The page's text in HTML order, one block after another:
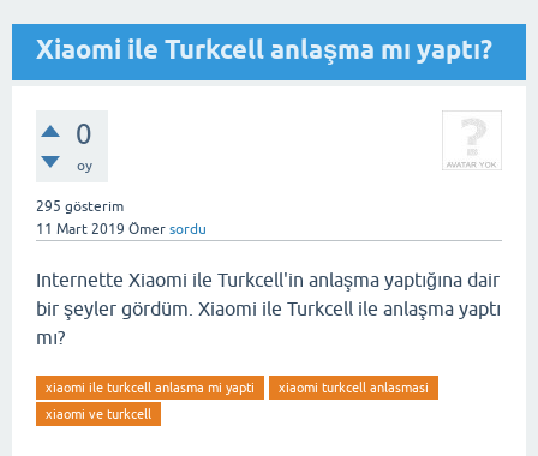
Xiaomi ile Turkcell anlaşma mı yaptı?
0
oy
295 gösterim
11 Mart 2019 Ömer sordu
Internette Xiaomi ile Turkcell'in anlaşma yaptığına dair
bir şeyler gördüm. Xiaomi ile Turkcell ile anlaşma yaptı
mı?
xiaomi ile turkcell anlasma mi yapti
xiaomi turkcell anlasmasi
xiaomi ve turkcell